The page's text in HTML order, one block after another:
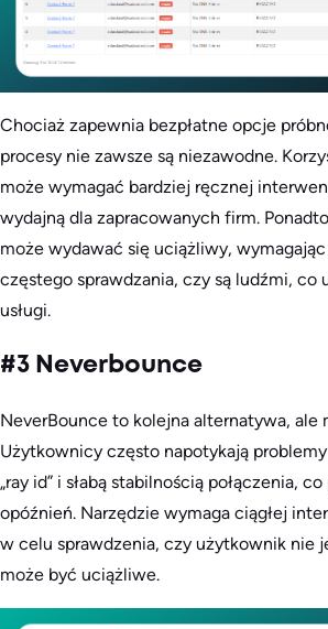
Chociaż zapewnia bezpłatne opcje
procesy nie zawsze są niezawodne.
może wymagać bardziej ręcznej
wydajną dla zapracowanych firm.
może wydawać się uciążliwy,
częstego sprawdzania, czy są ludźmi, co
usługi.
#3 Neverbounce
NeverBounce to kolejna alternatywa, ale
Użytkownicy często napotykają
„ray id” i słabą stabilnością połączenia,
opóźnień. Narzędzie wymaga ciągłej
w celu sprawdzenia, czy użytkownik nie
może być uciążliwe.